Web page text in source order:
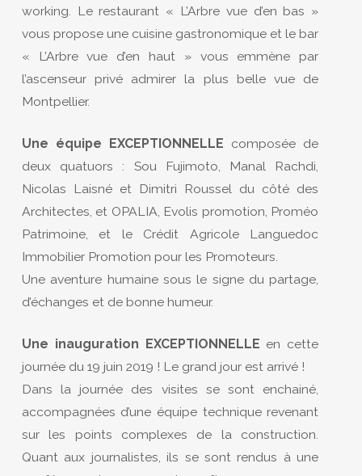
working. Le restaurant « L’Arbre vue d’en bas »
vous propose une cuisine gastronomique et le bar
« L’Arbre vue d’en haut » vous emmène par
l’ascenseur privé admirer la plus belle vue de
Montpellier.
Une équipe EXCEPTIONNELLE composée de
deux quatuors : Sou Fujimoto, Manal Rachdi,
Nicolas Laisné et Dimitri Roussel du côté des
Architectes, et OPALIA, Evolis promotion, Proméo
Patrimoine, et le Crédit Agricole Languedoc
Immobilier Promotion pour les Promoteurs.
Une aventure humaine sous le signe du partage,
d’échanges et de bonne humeur.
Une inauguration EXCEPTIONNELLE en cette
journée du 19 juin 2019 ! Le grand jour est arrivé !
Dans la journée des visites se sont enchainé,
accompagnées d’une équipe technique revenant
sur les points complexes de la construction.
Quant aux journalistes, ils se sont rendus à une